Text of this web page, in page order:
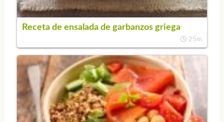
Receta de ensalada de garbanzos griega
25m